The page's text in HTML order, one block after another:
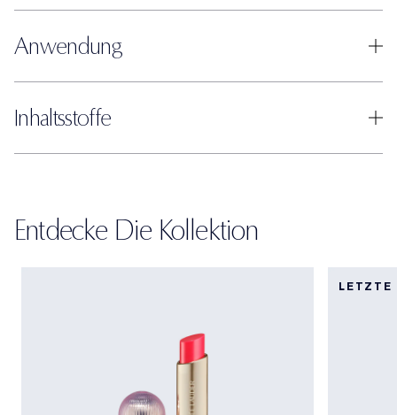
Anwendung
Inhaltsstoffe
Entdecke Die Kollektion
LETZTE